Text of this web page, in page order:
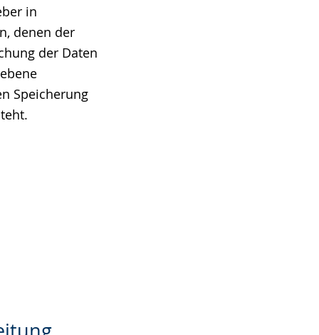
in
denen der
der Daten
Speicherung